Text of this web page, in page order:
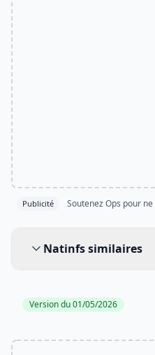
Publicité Soutenez Ops pour
Natinfs similaires
Version du 01/05/2026